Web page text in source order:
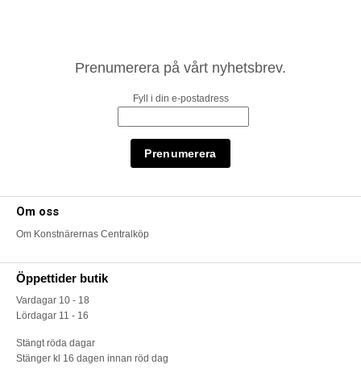
Prenumerera på vårt nyhetsbrev.
Fyll i din e-postadress
Om oss
Om Konstnärernas Centralköp
Öppettider butik
Vardagar 10 - 18
Lördagar 11 - 16
Stängt röda dagar
Stänger kl 16 dagen innan röd dag